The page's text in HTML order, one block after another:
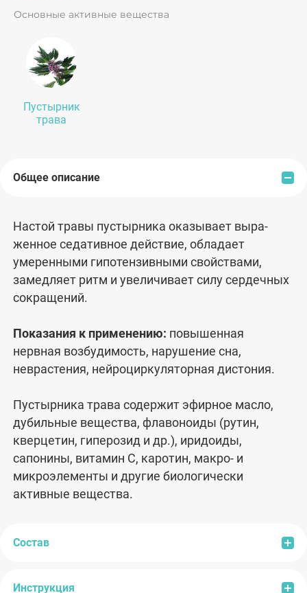
Основные активные вещества
Пустырник
трава
Общее описание
Настой травы пустырника оказывает выра­
женное седативное действие, обладает
умеренными гипотензивными свойствами,
замедляет ритм и увеличивает силу сердечных
сокращений.
Показания к применению: повышенная
нервная возбудимость, наруше­ние сна,
неврастения, нейроциркуляторная дистония.
Пустырника трава содержит эфирное масло,
дубильные вещества, флавоноиды (рутин,
кверцетин, гиперозид и др.), иридоиды,
сапонины, витамин С, каротин, макро- и
микроэлементы и другие биоло­гически
активные вещества.
Состав
Состав:Пустырника трава.
Инструкция